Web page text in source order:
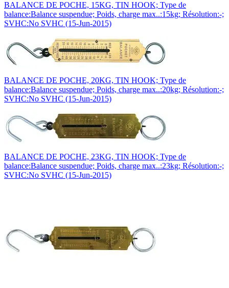
BALANCE DE POCHE, 15KG, TIN HOOK; Type de
balance:Balance suspendue; Poids, charge max..:15kg; Résolution:-;
SVHC:No SVHC (15-Jun-2015)
BALANCE DE POCHE, 20KG, TIN HOOK; Type de
balance:Balance suspendue; Poids, charge max..:20kg; Résolution:-;
SVHC:No SVHC (15-Jun-2015)
BALANCE DE POCHE, 23KG, TIN HOOK; Type de
balance:Balance suspendue; Poids, charge max..:23kg; Résolution:-;
SVHC:No SVHC (15-Jun-2015)